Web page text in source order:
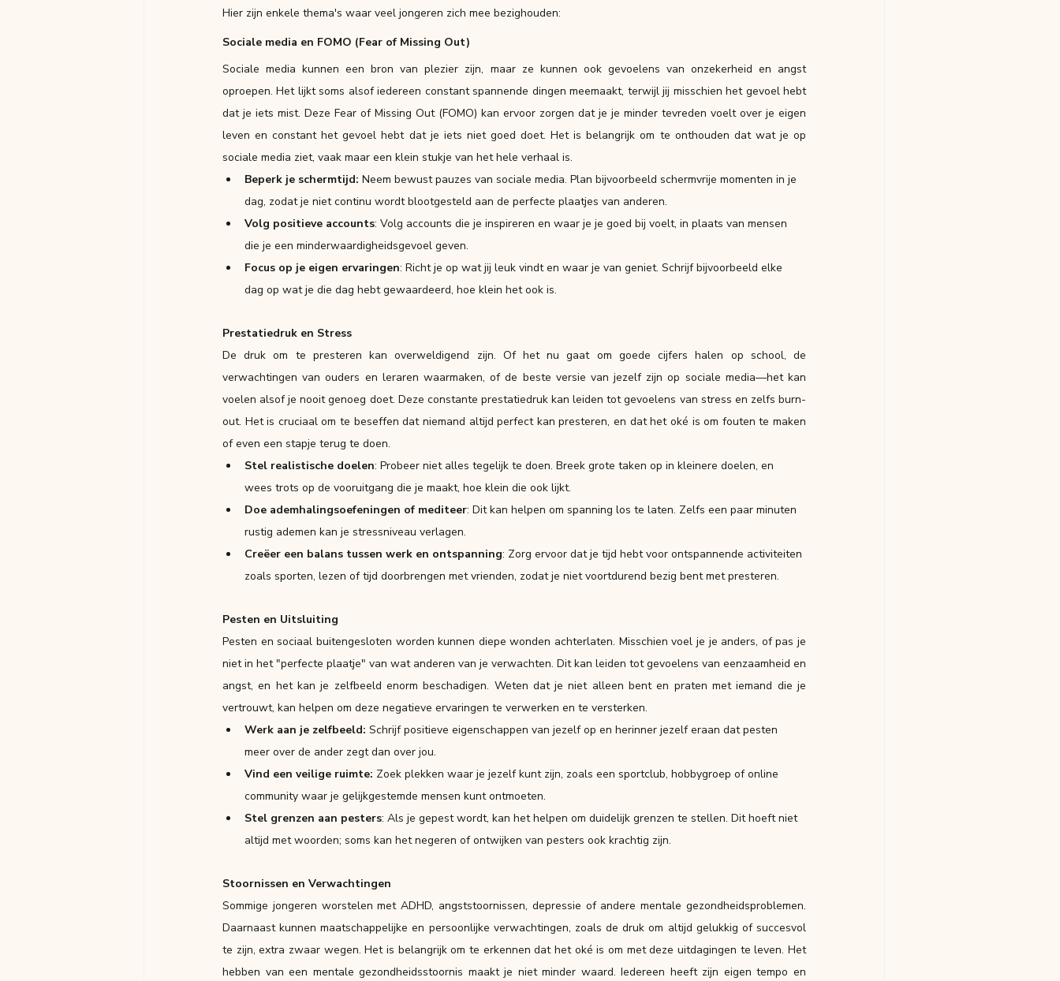
Hier zijn enkele thema's waar veel jongeren zich mee bezighouden:
Sociale media en FOMO (Fear of Missing Out)
Sociale media kunnen een bron van plezier zijn, maar ze kunnen ook gevoelens van onzekerheid en angst
oproepen. Het lijkt soms alsof iedereen constant spannende dingen meemaakt, terwijl jij misschien het gevoel hebt
dat je iets mist. Deze Fear of Missing Out (FOMO) kan ervoor zorgen dat je je minder tevreden voelt over je eigen
leven en constant het gevoel hebt dat je iets niet goed doet. Het is belangrijk om te onthouden dat wat je op
sociale media ziet, vaak maar een klein stukje van het hele verhaal is.
Beperk je schermtijd: Neem bewust pauzes van sociale media. Plan bijvoorbeeld schermvrije momenten in je
dag, zodat je niet continu wordt blootgesteld aan de perfecte plaatjes van anderen.
Volg positieve accounts: Volg accounts die je inspireren en waar je je goed bij voelt, in plaats van mensen
die je een minderwaardigheidsgevoel geven.
Focus op je eigen ervaringen: Richt je op wat jij leuk vindt en waar je van geniet. Schrijf bijvoorbeeld elke
dag op wat je die dag hebt gewaardeerd, hoe klein het ook is.
Prestatiedruk en Stress
De druk om te presteren kan overweldigend zijn. Of het nu gaat om goede cijfers halen op school, de
verwachtingen van ouders en leraren waarmaken, of de beste versie van jezelf zijn op sociale media—het kan
voelen alsof je nooit genoeg doet. Deze constante prestatiedruk kan leiden tot gevoelens van stress en zelfs burn-
out. Het is cruciaal om te beseffen dat niemand altijd perfect kan presteren, en dat het oké is om fouten te maken
of even een stapje terug te doen.
Stel realistische doelen: Probeer niet alles tegelijk te doen. Breek grote taken op in kleinere doelen, en
wees trots op de vooruitgang die je maakt, hoe klein die ook lijkt.
Doe ademhalingsoefeningen of mediteer: Dit kan helpen om spanning los te laten. Zelfs een paar minuten
rustig ademen kan je stressniveau verlagen.
Creëer een balans tussen werk en ontspanning: Zorg ervoor dat je tijd hebt voor ontspannende activiteiten
zoals sporten, lezen of tijd doorbrengen met vrienden, zodat je niet voortdurend bezig bent met presteren.
Pesten en Uitsluiting
Pesten en sociaal buitengesloten worden kunnen diepe wonden achterlaten. Misschien voel je je anders, of pas je
niet in het "perfecte plaatje" van wat anderen van je verwachten. Dit kan leiden tot gevoelens van eenzaamheid en
angst, en het kan je zelfbeeld enorm beschadigen. Weten dat je niet alleen bent en praten met iemand die je
vertrouwt, kan helpen om deze negatieve ervaringen te verwerken en te versterken.
Werk aan je zelfbeeld: Schrijf positieve eigenschappen van jezelf op en herinner jezelf eraan dat pesten
meer over de ander zegt dan over jou.
Vind een veilige ruimte: Zoek plekken waar je jezelf kunt zijn, zoals een sportclub, hobbygroep of online
community waar je gelijkgestemde mensen kunt ontmoeten.
Stel grenzen aan pesters: Als je gepest wordt, kan het helpen om duidelijk grenzen te stellen. Dit hoeft niet
altijd met woorden; soms kan het negeren of ontwijken van pesters ook krachtig zijn.
Stoornissen en Verwachtingen
Sommige jongeren worstelen met ADHD, angststoornissen, depressie of andere mentale gezondheidsproblemen.
Daarnaast kunnen maatschappelijke en persoonlijke verwachtingen, zoals de druk om altijd gelukkig of succesvol
te zijn, extra zwaar wegen. Het is belangrijk om te erkennen dat het oké is om met deze uitdagingen te leven. Het
hebben van een mentale gezondheidsstoornis maakt je niet minder waard. Iedereen heeft zijn eigen tempo en